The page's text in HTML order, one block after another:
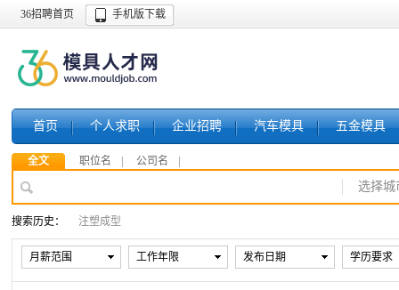
36招聘首页 手机版下载
首页 个人求职 企业招聘 汽车模具 五金模具
全文 职位名 公司名
选择城
搜索历史： 注塑成型
月薪范围 工作年限 发布日期 学历要求